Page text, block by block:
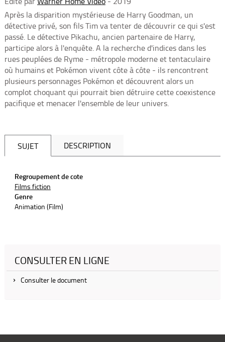
Après la disparition mystérieuse de Harry Goodman, un
détective privé, son fils Tim va tenter de découvrir ce qui s'est
passé. Le détective Pikachu, ancien partenaire de Harry,
participe alors à l'enquête. A la recherche d'indices dans les
rues peuplées de Ryme - métropole moderne et tentaculaire
où humains et Pokémon vivent côte à côte - ils rencontrent
plusieurs personnages Pokémon et découvrent alors un
complot choquant qui pourrait bien détruire cette coexistence
pacifique et menacer l'ensemble de leur univers.
SUJET DESCRIPTION
Regroupement de cote
Films fiction
Genre
Animation (Film)
CONSULTER EN LIGNE
Consulter le document